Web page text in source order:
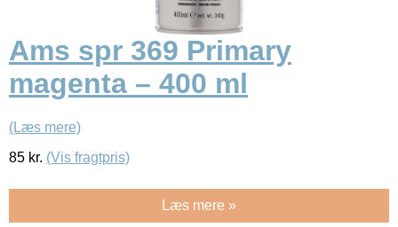
Ams spr 369 Primary
magenta – 400 ml
(Læs mere)
85 kr. (Vis fragtpris)
Læs mere »